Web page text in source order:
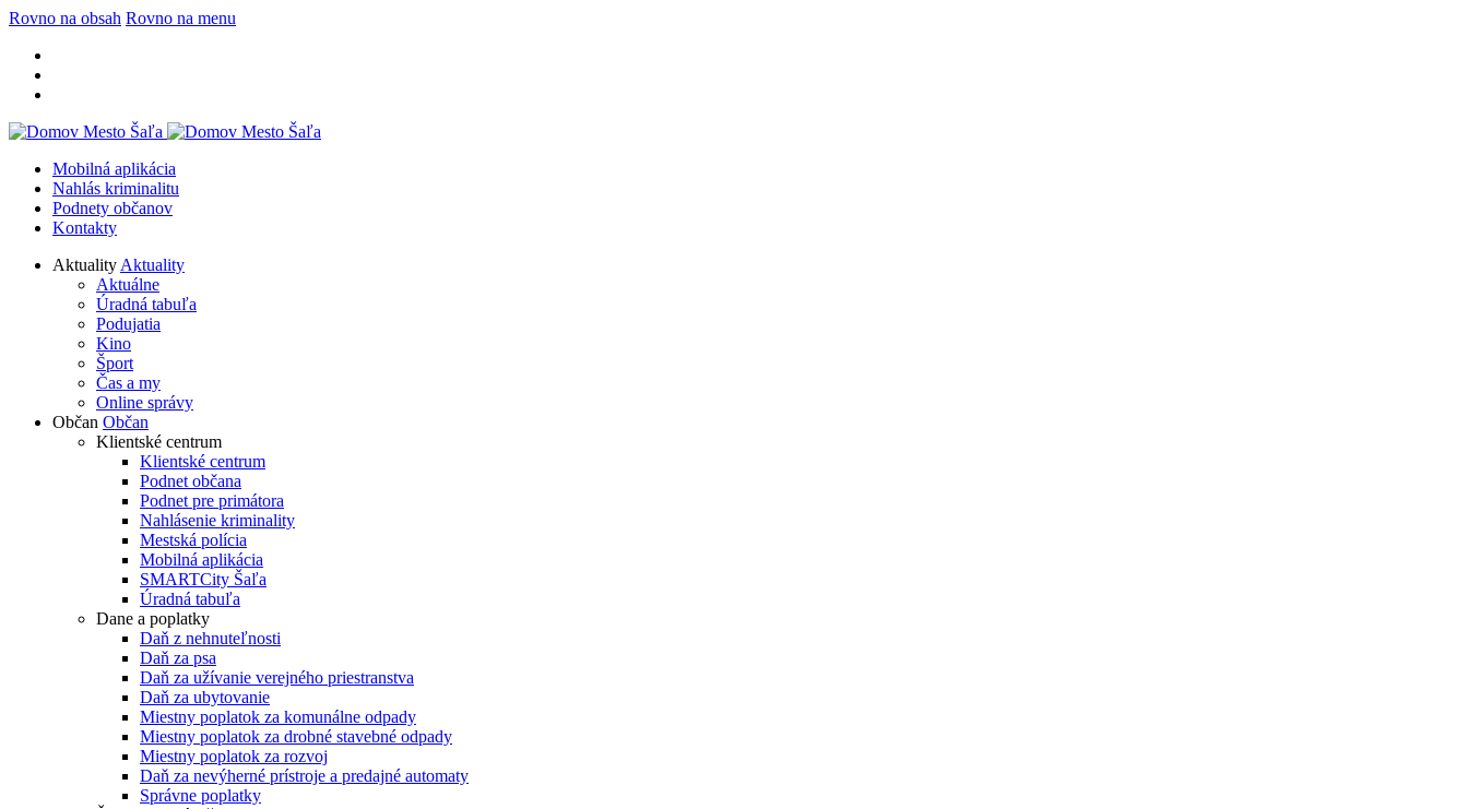
Rovno na obsah Rovno na menu
Mobilná aplikácia
Nahlás kriminalitu
Podnety občanov
Kontakty
Aktuality Aktuality
Aktuálne
Úradná tabuľa
Podujatia
Kino
Šport
Čas a my
Online správy
Občan Občan
Klientské centrum
Klientské centrum
Podnet občana
Podnet pre primátora
Nahlásenie kriminality
Mestská polícia
Mobilná aplikácia
SMARTCity Šaľa
Úradná tabuľa
Dane a poplatky
Daň z nehnuteľnosti
Daň za psa
Daň za užívanie verejného priestranstva
Daň za ubytovanie
Miestny poplatok za komunálne odpady
Miestny poplatok za drobné stavebné odpady
Miestny poplatok za rozvoj
Daň za nevýherné prístroje a predajné automaty
Správne poplatky